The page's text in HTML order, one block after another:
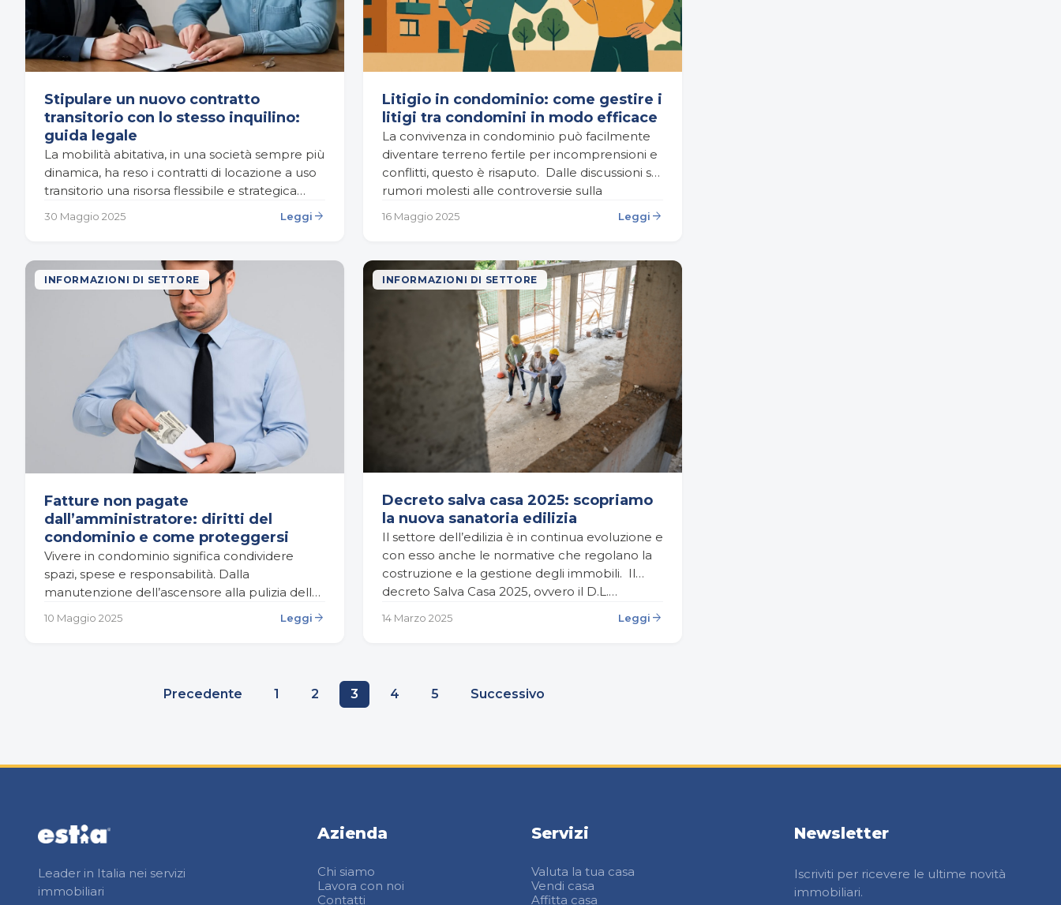
Stipulare un nuovo contratto
transitorio con lo stesso inquilino:
guida legale
La mobilità abitativa, in una società sempre più
dinamica, ha reso i contratti di locazione a uso
transitorio una risorsa flessibile e strategica
tanto per i proprietari quanto per gli…
30 Maggio 2025 Leggi arrow_forward
Litigio in condominio: come gestire i
litigi tra condomini in modo efficace
La convivenza in condominio può facilmente
diventare terreno fertile per incomprensioni e
conflitti, questo è risaputo. Dalle discussioni sui
rumori molesti alle controversie sulla
ripartizione delle spese comuni, fino ai…
16 Maggio 2025 Leggi arrow_forward
INFORMAZIONI DI SETTORE
Fatture non pagate
dall’amministratore: diritti del
condominio e come proteggersi
Vivere in condominio significa condividere
spazi, spese e responsabilità. Dalla
manutenzione dell’ascensore alla pulizia delle
servizio ha un costo che viene suddiviso tra i…
10 Maggio 2025 Leggi arrow_forward
INFORMAZIONI DI SETTORE
Decreto salva casa 2025: scopriamo
la nuova sanatoria edilizia
Il settore dell’edilizia è in continua evoluzione e
con esso anche le normative che regolano la
costruzione e la gestione degli immobili. Il
decreto Salva Casa 2025, ovvero il D.L.…
14 Marzo 2025 Leggi arrow_forward
Precedente 1 2 3 4 5 Successivo
Leader in Italia nei servizi
immobiliari
Azienda
Chi siamo
Lavora con noi
Contatti
Servizi
Valuta la tua casa
Vendi casa
Affitta casa
Newsletter
Iscriviti per ricevere le ultime novità
immobiliari.